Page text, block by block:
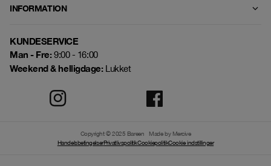
INFORMATION
KUNDESERVICE
Man - Fre:9:00 - 16:00
Weekend & helligdage:Lukket
Copyright © 2025 Bareen
Made by Mercive
HandelsbetingelserPrivatlivspolitikCookiepolitikCookie indstillinger